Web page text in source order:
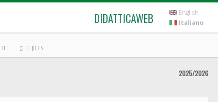
DIDATTICAWEB
English
Italiano
[F]ILES
2025/2026